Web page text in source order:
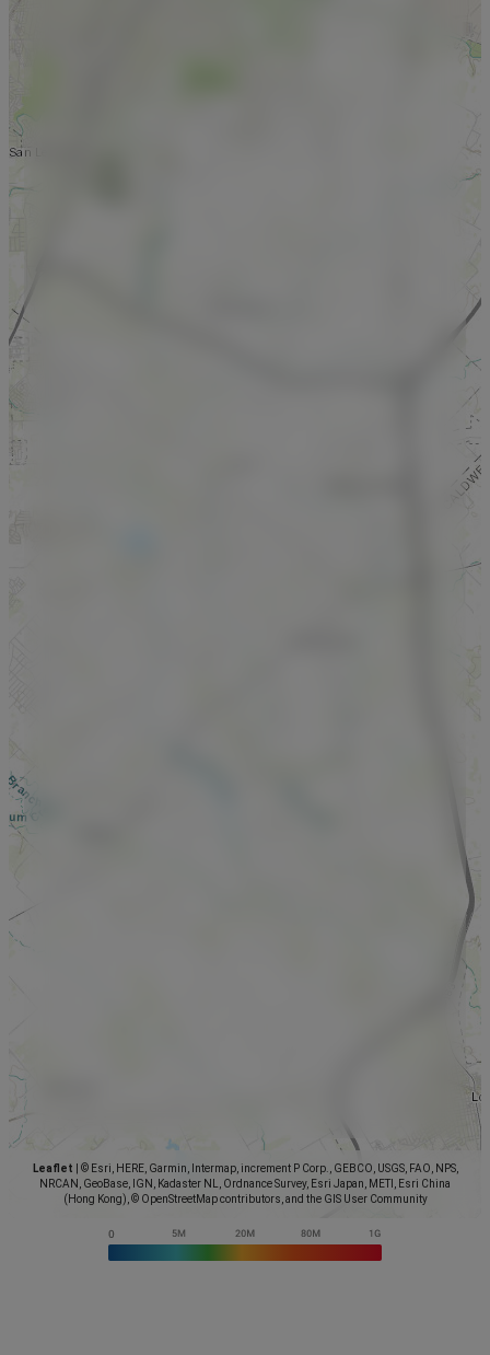
Leaflet
© Esri, HERE, Garmin, Intermap, increment P Corp., GEBCO, USGS, FAO, NPS,
NRCAN, GeoBase, IGN, Kadaster NL, Ordnance Survey, Esri Japan, METI, Esri China
(Hong Kong), © OpenStreetMap contributors, and the GIS User Community